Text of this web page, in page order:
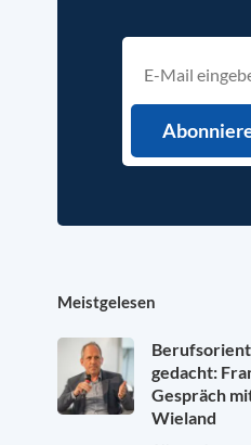
Meistgelesen
gedacht:
Gespräch
Wieland